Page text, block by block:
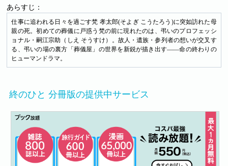
あらすじ：
仕事に追われる日々を過ごす梵 孝太郎(そよぎ こうたろう)に突如訪れた母
親の死。初めての葬儀に戸惑う梵の前に現れたのは、弔いのプロフェッシ
ョナル・嗣江宗助（しえ そうすけ）。故人・遺族・参列者の想いが交叉す
る、弔いの場の裏方「葬儀屋」の世界を新鋭が描き出す――命の終わりの
ヒューマンドラマ。
終のひと 分冊版の提供中サービス